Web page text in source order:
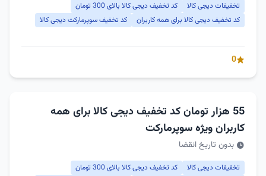
تخفیفات دیجی کالا
کد تخفیف دیجی کالا بالای 300 تومان
کد تخفیف دیجی کالا برای همه کاربران
کد تخفیف سوپرمارکت دیجی کالا
0
55 هزار تومان کد تخفیف دیجی کالا برای همه
کاربران ویژه سوپرمارکت
بدون تاریخ انقضا
تخفیفات دیجی کالا
کد تخفیف دیجی کالا بالای 300 تومان